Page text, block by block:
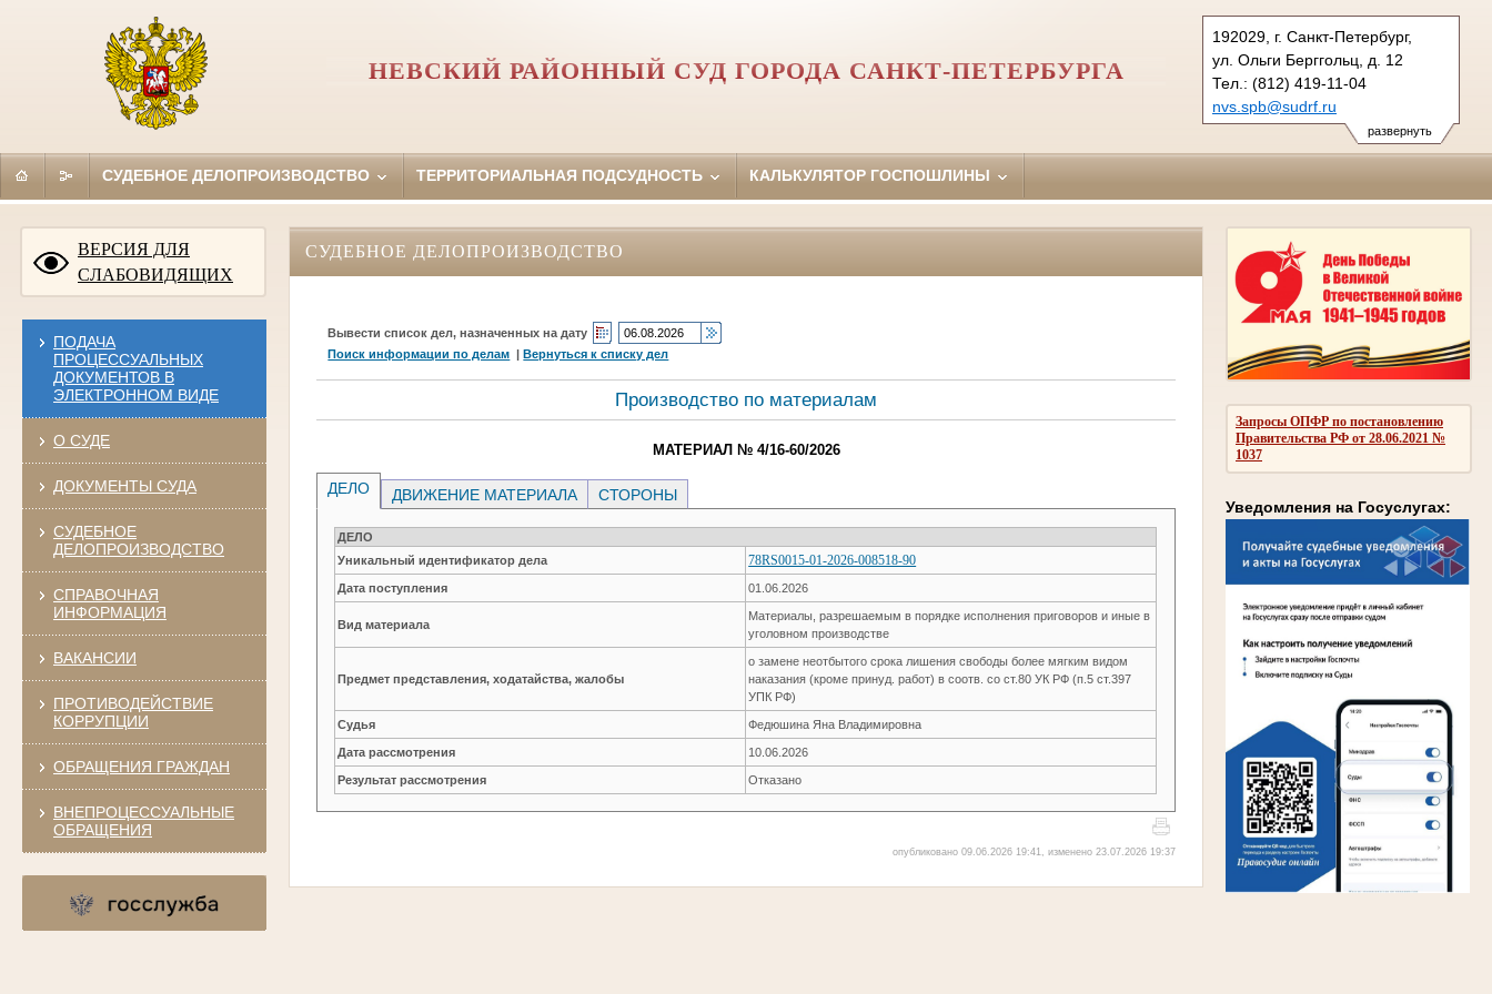
развернуть
192029, г. Санкт-Петербург,
ул. Ольги Берггольц, д. 12
Тел.: (812) 419-11-04
nvs.spb@sudrf.ru
НЕВСКИЙ РАЙОННЫЙ СУД ГОРОДА САНКТ-ПЕТЕРБУРГА
СУДЕБНОЕ ДЕЛОПРОИЗВОДСТВО ТЕРРИТОРИАЛЬНАЯ ПОДСУДНОСТЬ КАЛЬКУЛЯТОР ГОСПОШЛИНЫ
ВЕРСИЯ ДЛЯ
СЛАБОВИДЯЩИХ
ПОДАЧА
ПРОЦЕССУАЛЬНЫХ
ДОКУМЕНТОВ В
ЭЛЕКТРОННОМ ВИДЕ
О СУДЕ
ДОКУМЕНТЫ СУДА
СУДЕБНОЕ
ДЕЛОПРОИЗВОДСТВО
СПРАВОЧНАЯ
ИНФОРМАЦИЯ
ВАКАНСИИ
ПРОТИВОДЕЙСТВИЕ
КОРРУПЦИИ
ОБРАЩЕНИЯ ГРАЖДАН
ВНЕПРОЦЕССУАЛЬНЫЕ
ОБРАЩЕНИЯ
Запросы ОПФР по постановлению
Правительства РФ от 28.06.2021 №
1037
Уведомления на Госуслугах:
СУДЕБНОЕ ДЕЛОПРОИЗВОДСТВО
Вывести список дел, назначенных на дату
Поиск информации по делам |Вернуться к списку дел
Производство по материалам
МАТЕРИАЛ № 4/16-60/2026
ДЕЛО ДВИЖЕНИЕ МАТЕРИАЛА СТОРОНЫ
ДЕЛО
Уникальный идентификатор дела
78RS0015-01-2026-008518-90
Дата поступления 01.06.2026
Вид материала
Материалы, разрешаемым в порядке исполнения приговоров и иные в
уголовном производстве
Предмет представления, ходатайства, жалобы
о замене неотбытого срока лишения свободы более мягким видом
наказания (кроме принуд. работ) в соотв. со ст.80 УК РФ (п.5 ст.397
УПК РФ)
Судья Федюшина Яна Владимировна
Дата рассмотрения 10.06.2026
Результат рассмотрения Отказано
опубликовано 09.06.2026 19:41, изменено 23.07.2026 19:37